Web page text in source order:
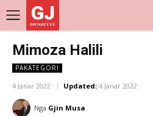
GJ
DRITARE E RE
Mimoza Halili
PAKATEGORI
4 Janar 2022 Updated: 4 Janar 2022
Nga Gjin Musa